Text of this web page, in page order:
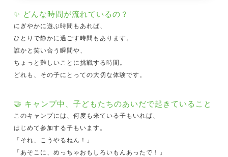
✨ どんな時間が流れているの？
にぎやかに遊ぶ時間もあれば、
ひとりで静かに過ごす時間もあります。
誰かと笑い合う瞬間や、
ちょっと難しいことに挑戦する時間。
どれも、その子にとっての大切な体験です。
🤝 キャンプ中、子どもたちのあいだで起きていること
このキャンプには、何度も来ている子もいれば、
はじめて参加する子もいます。
「それ、こうやるねん！」
「あそこに、めっちゃおもしろいもんあったで！」